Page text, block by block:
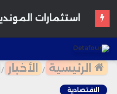
الرئيسية / الأخبار /
الاقتصادية